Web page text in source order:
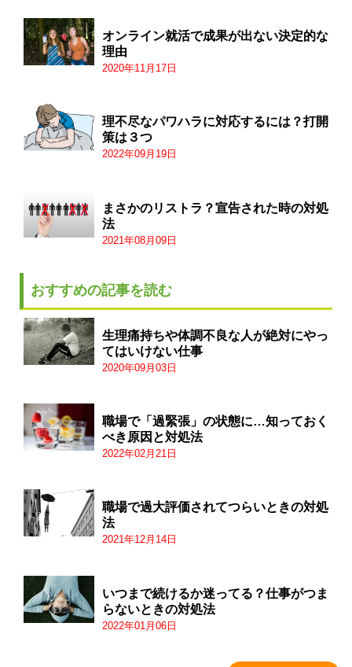
オンライン就活で成果が出ない決定的な
理由
2020年11月17日
理不尽なパワハラに対応するには？打開
策は３つ
2022年09月19日
まさかのリストラ？宣告された時の対処
法
2021年08月09日
おすすめの記事を読む
生理痛持ちや体調不良な人が絶対にやっ
てはいけない仕事
2020年09月03日
職場で「過緊張」の状態に…知っておく
べき原因と対処法
2022年02月21日
職場で過大評価されてつらいときの対処
法
2021年12月14日
いつまで続けるか迷ってる？仕事がつま
らないときの対処法
2022年01月06日